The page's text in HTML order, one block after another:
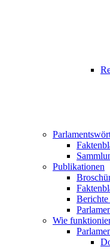
Publikationen
Wie